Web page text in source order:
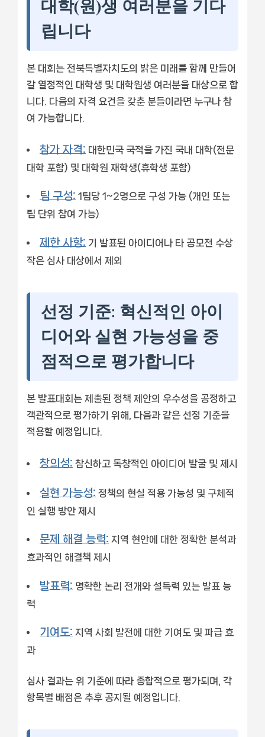
대학(원)생 여러분을 기다
립니다
본 대회는 전북특별자치도의 밝은 미래를 함께 만들어
갈 열정적인 대학생 및 대학원생 여러분을 대상으로 합
니다. 다음의 자격 요건을 갖춘 분들이라면 누구나 참
여 가능합니다.
참가 자격: 대한민국 국적을 가진 국내 대학(전문
대학 포함) 및 대학원 재학생(휴학생 포함)
팀 구성: 1팀당 1~2명으로 구성 가능 (개인 또는
팀 단위 참여 가능)
제한 사항: 기 발표된 아이디어나 타 공모전 수상
작은 심사 대상에서 제외
선정 기준: 혁신적인 아이
디어와 실현 가능성을 중
점적으로 평가합니다
본 발표대회는 제출된 정책 제안의 우수성을 공정하고
객관적으로 평가하기 위해, 다음과 같은 선정 기준을
적용할 예정입니다.
창의성: 참신하고 독창적인 아이디어 발굴 및 제시
실현 가능성: 정책의 현실 적용 가능성 및 구체적
인 실행 방안 제시
문제 해결 능력: 지역 현안에 대한 정확한 분석과
효과적인 해결책 제시
발표력: 명확한 논리 전개와 설득력 있는 발표 능
력
기여도: 지역 사회 발전에 대한 기여도 및 파급 효
과
심사 결과는 위 기준에 따라 종합적으로 평가되며, 각
항목별 배점은 추후 공지될 예정입니다.